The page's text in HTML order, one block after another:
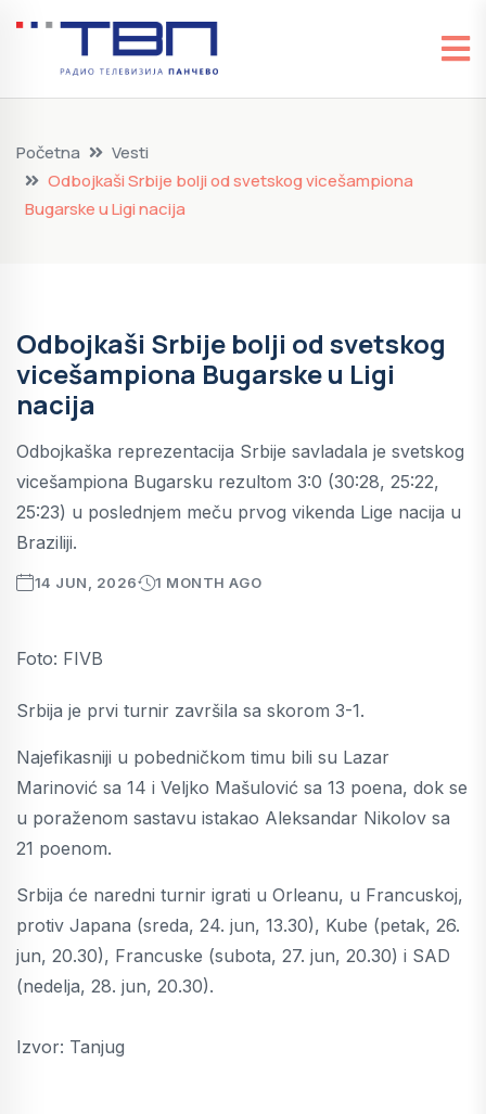
Početna
Vesti
Odbojkaši Srbije bolji od svetskog vicešampiona
Bugarske u Ligi nacija
Odbojkaši Srbije bolji od svetskog
vicešampiona Bugarske u Ligi
nacija
Odbojkaška reprezentacija Srbije savladala je svetskog
vicešampiona Bugarsku rezultom 3:0 (30:28, 25:22,
25:23) u poslednjem meču prvog vikenda Lige nacija u
Braziliji.
14 JUN, 2026 1 MONTH AGO
Foto: FIVB
Srbija je prvi turnir završila sa skorom 3-1.
Najefikasniji u pobedničkom timu bili su Lazar
Marinović sa 14 i Veljko Mašulović sa 13 poena, dok se
u poraženom sastavu istakao Aleksandar Nikolov sa
21 poenom.
Srbija će naredni turnir igrati u Orleanu, u Francuskoj,
protiv Japana (sreda, 24. jun, 13.30), Kube (petak, 26.
jun, 20.30), Francuske (subota, 27. jun, 20.30) i SAD
(nedelja, 28. jun, 20.30).
Izvor: Tanjug